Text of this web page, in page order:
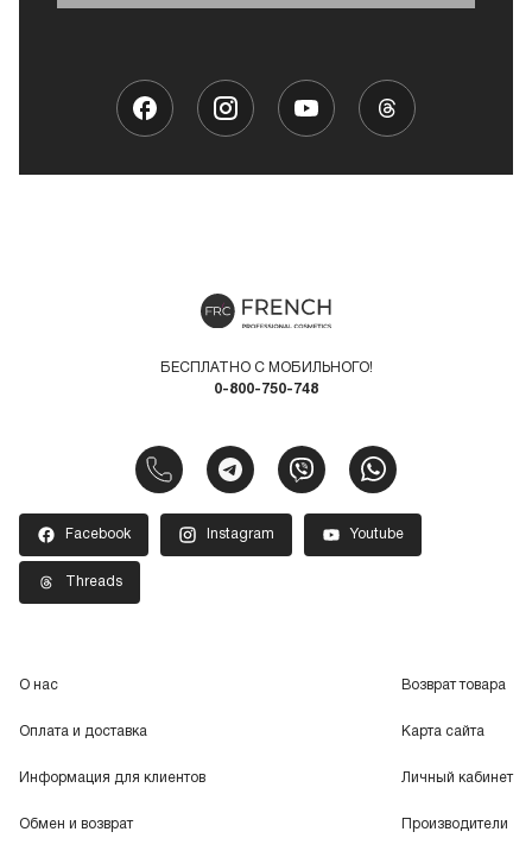
БЕСПЛАТНО С МОБИЛЬНОГО!
0-800-750-748
Facebook Instagram Youtube
Threads
О нас
Оплата и доставка
Информация для клиентов
Обмен и возврат
Возврат товара
Карта сайта
Личный кабинет
Производители